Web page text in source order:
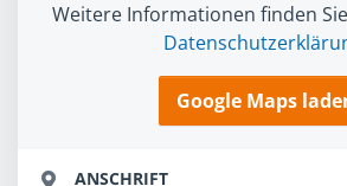
Weitere Informationen finden
Google Maps
ANSCHRIFT